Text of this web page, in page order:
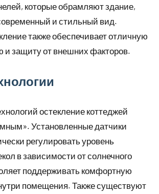
которые обрамляют здание,
и стильный вид.
также обеспечивает отличную
и защиту от внешних факторов.
остекление коттеджей
Установленные датчики
регулировать уровень
в зависимости от солнечного
поддерживать комфортную
помещения. Также существуют